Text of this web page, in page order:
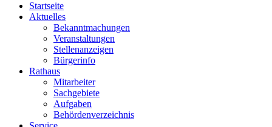
Startseite
Aktuelles
Bekanntmachungen
Veranstaltungen
Stellenanzeigen
Bürgerinfo
Rathaus
Mitarbeiter
Sachgebiete
Aufgaben
Behördenverzeichnis